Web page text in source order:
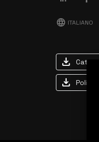
language ITALIANO
download
download